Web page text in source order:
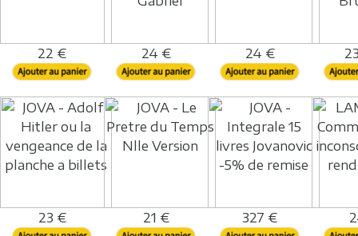
22 € 24 € 24 €
23 € 21 € 327 €